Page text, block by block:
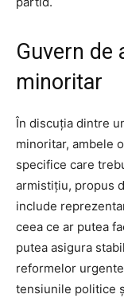
Guvern de
minoritar
În discuția dintre
minoritar, ambele
specifice care
armistițiu, propus
include
ceea ce ar putea
putea asigura
reformelor
tensiunile politice